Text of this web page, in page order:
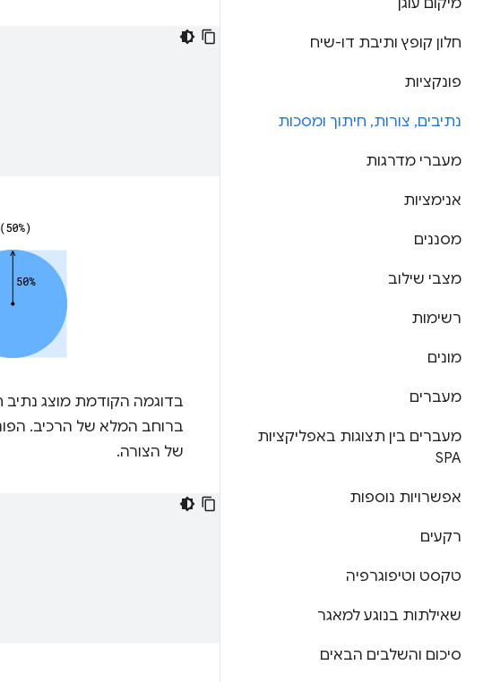
מיקום עוגן
חלון קופץ ותיבת דו-שיח
פונקציות
נתיבים, צורות, חיתוך ומסכות
מעברי מדרגות
אנימציות
מסננים
מצבי שילוב
רשימות
מונים
מעברים
מעברים בין תצוגות באפליקציות
SPA
אפשרויות נוספות
רקעים
טקסט וטיפוגרפיה
שאילתות בנוגע למאגר
סיכום והשלבים הבאים
בדוגמה הקודמת מוצג נתיב
ברוחב המלא של הרכיב.
של הצורה.